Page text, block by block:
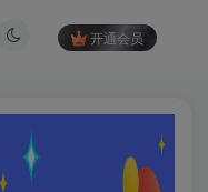
开通会员